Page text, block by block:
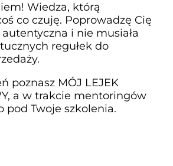
Wiedza, którą
co czuję. Poprowadzę Cię
autentyczna i nie musiała
regułek do
poznasz MÓJ LEJEK
a w trakcie mentoringów
pod Twoje szkolenia.